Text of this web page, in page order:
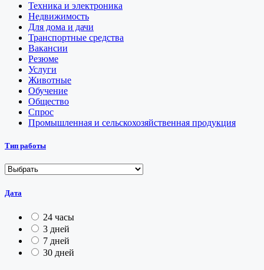
Техника и электроника
Недвижимость
Для дома и дачи
Транспортные средства
Вакансии
Резюме
Услуги
Животные
Обучение
Общество
Спрос
Промышленная и сельскохозяйственная продукция
Тип работы
Дата
24 часы
3 дней
7 дней
30 дней